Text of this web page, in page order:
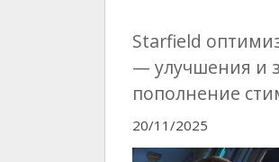
Starfield
— улучшения и
пополнение
20/11/2025